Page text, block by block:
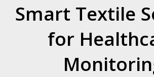
Smart Textile
for